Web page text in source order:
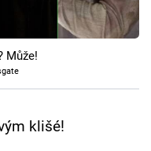
Může!
klišé!